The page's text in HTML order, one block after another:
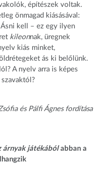
építészek voltak.
önmagad kiásásával:
kell – ez egy ilyen
kileonnak, üregnek
kiás minket,
ás ki belőlünk.
A nyelv arra is képes
és Pálfi Ágnes fordítása
árnyak játékábólabban a